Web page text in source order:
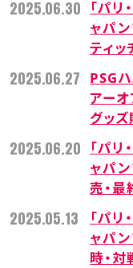
2025.06.30
「パ
ャパ
ティ
2025.06.27
PSG
アー
グッ
2025.06.20
「パ
ャパ
売・
2025.05.13
「パ
ャパ
時・